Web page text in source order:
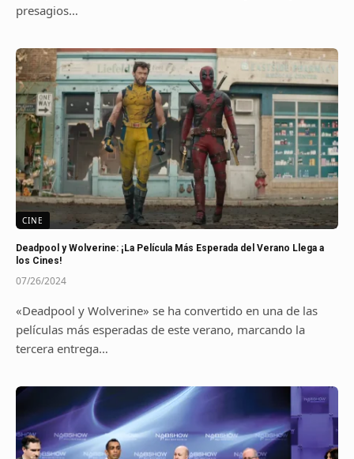
presagios…
CINE
Deadpool y Wolverine: ¡La Película Más Esperada del Verano Llega a
los Cines!
07/26/2024
«Deadpool y Wolverine» se ha convertido en una de las
películas más esperadas de este verano, marcando la
tercera entrega…